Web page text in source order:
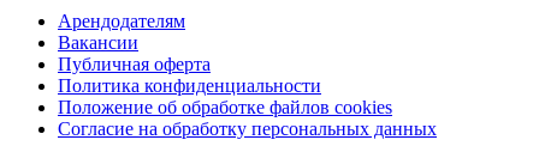
Дополнительные услуги
Мы выполняем резку под формат, постпечатную обработку и
ламинирование. При необходимости чек-буки можно
дополнительно укрепить или оформить в едином стиле с
остальной полиграфией вашего заведения — меню, визитками,
Арендодателям
Вакансии
Публичная оферта
Политика конфиденциальности
Положение об обработке файлов cookies
Согласие на обработку персональных данных